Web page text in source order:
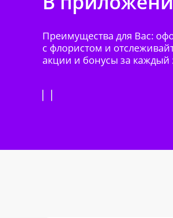
Преимущества для Вас:
с флористом и
акции и бонусы за каждый